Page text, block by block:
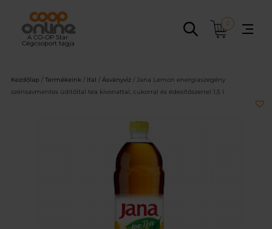
tartalomhoz
0
Kezdőlap / Termékeink / Ital / Ásványvíz / Jana Lemon energiaszegény
szénsavmentes üdítőital tea kivonattal, cukorral és édesítőszerrel 1,5 l